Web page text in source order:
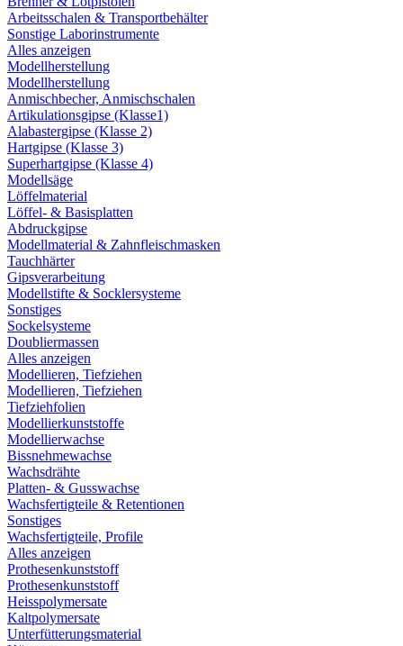
Arbeitsschalen & Transportbehälter
Sonstige Laborinstrumente
Alles anzeigen
Modellherstellung
Modellherstellung
Anmischbecher, Anmischschalen
Artikulationsgipse (Klasse1)
Alabastergipse (Klasse 2)
Hartgipse (Klasse 3)
Superhartgipse (Klasse 4)
Modellsäge
Löffelmaterial
Löffel- & Basisplatten
Abdruckgipse
Modellmaterial & Zahnfleischmasken
Tauchhärter
Gipsverarbeitung
Modellstifte & Socklersysteme
Sonstiges
Sockelsysteme
Doubliermassen
Alles anzeigen
Modellieren, Tiefziehen
Modellieren, Tiefziehen
Tiefziehfolien
Modellierkunststoffe
Modellierwachse
Bissnehmewachse
Wachsdrähte
Platten- & Gusswachse
Wachsfertigteile & Retentionen
Sonstiges
Wachsfertigteile, Profile
Alles anzeigen
Prothesenkunststoff
Prothesenkunststoff
Heisspolymersate
Kaltpolymersate
Unterfütterungsmaterial